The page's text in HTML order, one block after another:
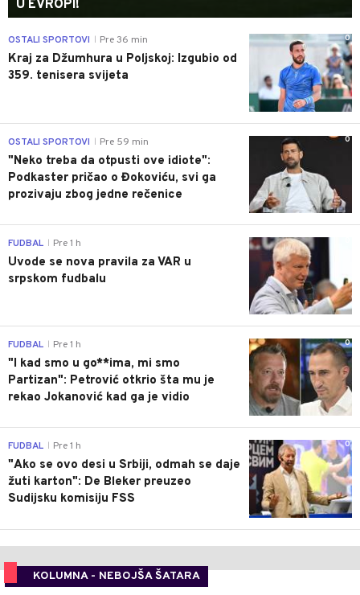
U EVROPI!
0
OSTALI SPORTOVI Pre 36 min
Kraj za Džumhura u Poljskoj: Izgubio od
359. tenisera svijeta
0
OSTALI SPORTOVI Pre 59 min
"Neko treba da otpusti ove idiote":
Podkaster pričao o Đokoviću, svi ga
prozivaju zbog jedne rečenice
FUDBAL Pre 1 h
Uvode se nova pravila za VAR u
srpskom fudbalu
0
FUDBAL Pre 1 h
"I kad smo u go**ima, mi smo
Partizan": Petrović otkrio šta mu je
rekao Jokanović kad ga je vidio
0
FUDBAL Pre 1 h
"Ako se ovo desi u Srbiji, odmah se daje
žuti karton": De Bleker preuzeo
Sudijsku komisiju FSS
KOLUMNA - NEBOJŠA ŠATARA